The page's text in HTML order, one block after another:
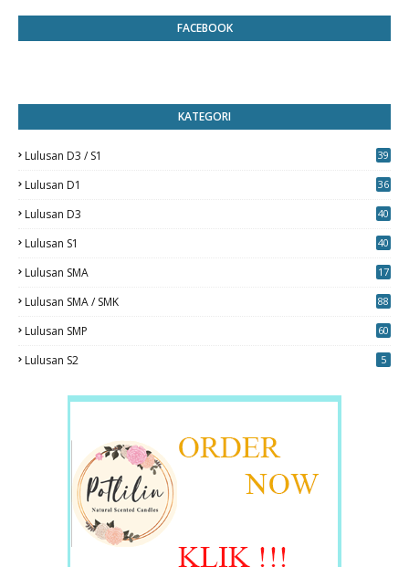
FACEBOOK
KATEGORI
Lulusan D3 / S1
39
Lulusan D1 36
Lulusan D3
40
Lulusan S1
40
Lulusan SMA 17
Lulusan SMA / SMK
88
Lulusan SMP 60
Lulusan S2 5